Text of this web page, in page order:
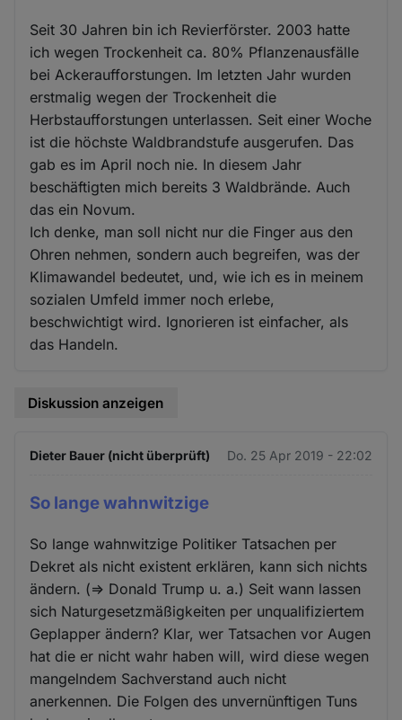
Seit 30 Jahren bin ich Revierförster. 2003 hatte
ich wegen Trockenheit ca. 80% Pflanzenausfälle
bei Ackeraufforstungen. Im letzten Jahr wurden
erstmalig wegen der Trockenheit die
Herbstaufforstungen unterlassen. Seit einer Woche
ist die höchste Waldbrandstufe ausgerufen. Das
gab es im April noch nie. In diesem Jahr
beschäftigten mich bereits 3 Waldbrände. Auch
das ein Novum.
Ich denke, man soll nicht nur die Finger aus den
Ohren nehmen, sondern auch begreifen, was der
Klimawandel bedeutet, und, wie ich es in meinem
sozialen Umfeld immer noch erlebe,
beschwichtigt wird. Ignorieren ist einfacher, als
das Handeln.
Diskussion anzeigen
Dieter Bauer (nicht überprüft) Do. 25 Apr 2019 - 22:02
So lange wahnwitzige
So lange wahnwitzige Politiker Tatsachen per
Dekret als nicht existent erklären, kann sich nichts
ändern. (=> Donald Trump u. a.) Seit wann lassen
sich Naturgesetzmäßigkeiten per unqualifiziertem
Geplapper ändern? Klar, wer Tatsachen vor Augen
hat die er nicht wahr haben will, wird diese wegen
mangelndem Sachverstand auch nicht
anerkennen. Die Folgen des unvernünftigen Tuns